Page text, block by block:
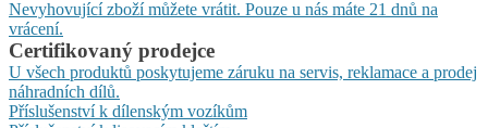
Nevyhovující zboží můžete vrátit. Pouze u nás máte 21 dnů na
vrácení.
Certifikovaný prodejce
U všech produktů poskytujeme záruku na servis, reklamace a prodej
náhradních dílů.
Příslušenství k dílenským vozíkům